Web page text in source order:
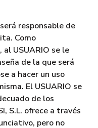
responsable de
Como
USUARIO se le
de la que será
a hacer un uso
El USUARIO se
de los
S.L. ofrece a través
pero no